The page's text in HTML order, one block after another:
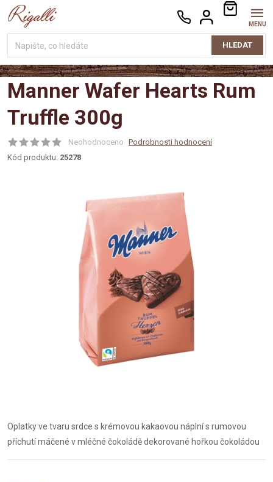
Přejít
na
HLEDAT
NÁKUPNÍ
KOŠÍK
Manner Wafer Hearts Rum
Truffle 300g
Neohodnoceno Podrobnosti hodnocení
Kód produktu: 25278
Oplatky ve tvaru srdce s krémovou kakaovou náplní s rumovou
příchutí máčené v mléčné čokoládě dekorované hořkou čokoládou